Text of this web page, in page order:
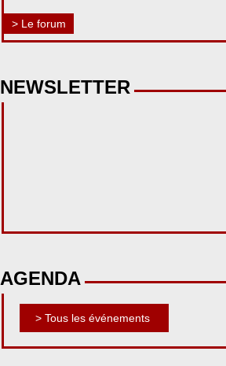
> Le forum
NEWSLETTER
AGENDA
> Tous les événements